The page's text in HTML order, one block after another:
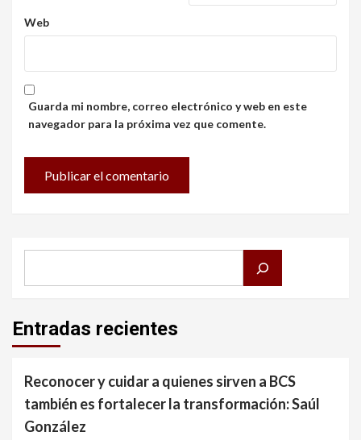
Web
Guarda mi nombre, correo electrónico y web en este
navegador para la próxima vez que comente.
Entradas recientes
Reconocer y cuidar a quienes sirven a BCS
también es fortalecer la transformación: Saúl
González